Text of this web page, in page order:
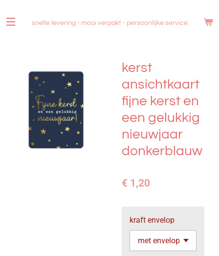
direct
snelle levering - mooi verpakt -persoonlijke service
kerst
ansichtkaart
fijne kerst en
een gelukkig
nieuwjaar
donkerblauw
€ 1,20
kraft envelop